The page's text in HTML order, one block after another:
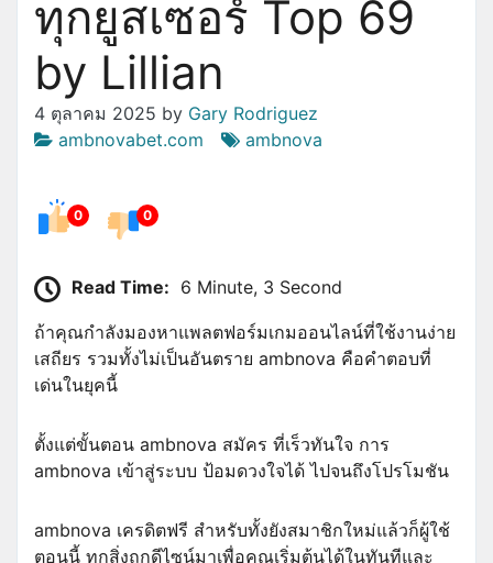
ทุกยูสเซอร์ Top 69
by Lillian
4 ตุลาคม 2025 by Gary Rodriguez
ambnovabet.com
ambnova
0 0
Read Time: 6 Minute, 3 Second
ถ้าคุณกำลังมองหาแพลตฟอร์มเกมออนไลน์ที่ใช้งานง่าย
เสถียร รวมทั้งไม่เป็นอันตราย ambnova คือคำตอบที่
เด่นในยุคนี้
ตั้งแต่ขั้นตอน ambnova สมัคร ที่เร็วทันใจ การ
ambnova เข้าสู่ระบบ ป้อมดวงใจได้ ไปจนถึงโปรโมชัน
ambnova เครดิตฟรี สำหรับทั้งยังสมาชิกใหม่แล้วก็ผู้ใช้
ตอนนี้ ทุกสิ่งถูกดีไซน์มาเพื่อคุณเริ่มต้นได้ในทันทีและ